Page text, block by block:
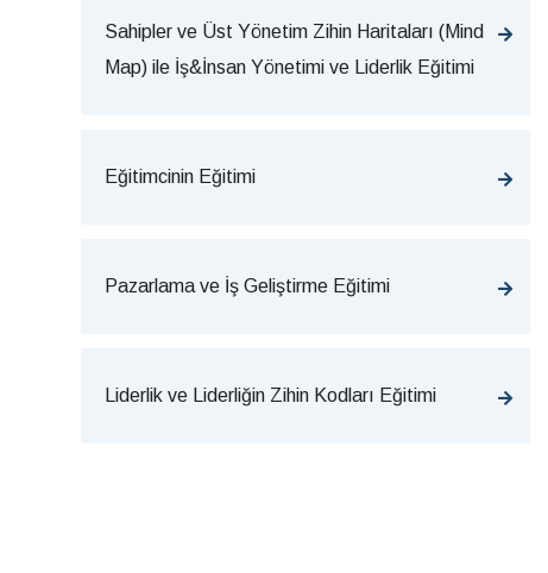
Sahipler ve Üst Yönetim Zihin Haritaları (Mind
Map) ile İş&İnsan Yönetimi ve Liderlik Eğitimi
Eğitimcinin Eğitimi
Pazarlama ve İş Geliştirme Eğitimi
Liderlik ve Liderliğin Zihin Kodları Eğitimi